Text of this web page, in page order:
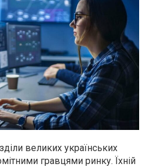
великих українських
гравцями ринку. Їхній